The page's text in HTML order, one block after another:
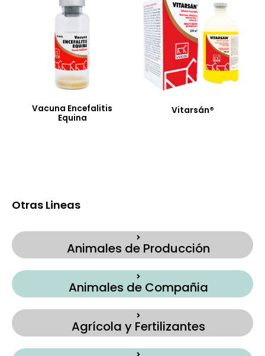
Vacuna Encefalitis
Equina
Vitarsán®
Otras Lineas
Animales de Producción
Animales de Compañia
Agrícola y Fertilizantes